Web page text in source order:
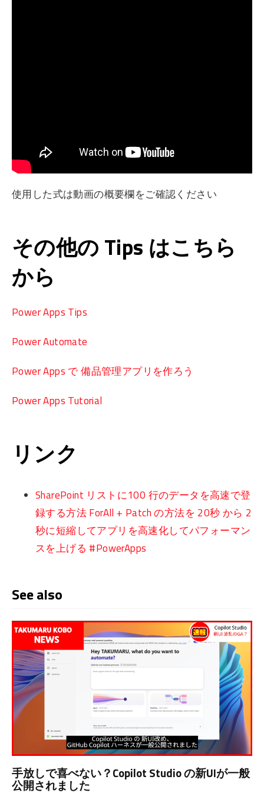
使用した式は動画の概要欄をご確認ください
その他の Tips はこちら
から
Power Apps Tips
Power Automate
Power Apps で 備品管理アプリを作ろう
Power Apps Tutorial
リンク
SharePoint リストに100 行のデータを高速で登
録する方法 ForAll + Patch の方法を 20秒 から 2
秒に短縮してアプリを高速化してパフォーマン
スを上げる #PowerApps
See also
手放しで喜べない？Copilot Studio の新UIが一般
公開されました